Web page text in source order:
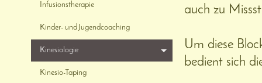
auch zu
Um diese
bedient sich
Infusionstherapie
Kinder- und Jugendcoaching
Kinesiologie
Kinesio-Taping